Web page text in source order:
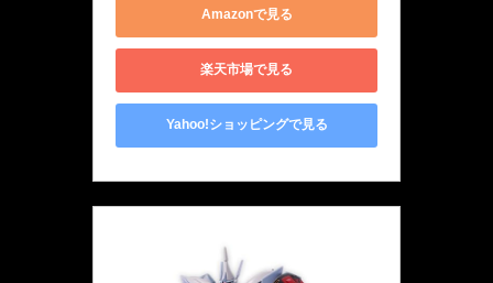
Amazonで見る
楽天市場で見る
Yahoo!ショッピングで見る